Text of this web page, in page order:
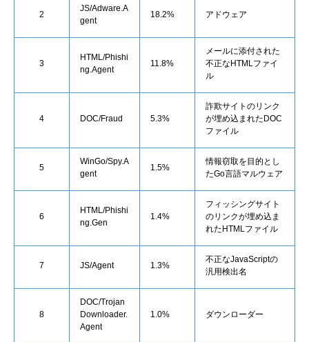
2
JS/Adware.A
gent
18.2% アドウェア
3
HTML/Phishi
ng.Agent
11.8%
メールに添付された
不正なHTMLファイ
ル
4 DOC/Fraud 5.3%
詐欺サイトのリンク
が埋め込まれたDOC
ファイル
5
WinGo/Spy.A
gent
1.5%
情報窃取を目的とし
たGo言語マルウェア
6
HTML/Phishi
ng.Gen
1.4%
フィッシングサイト
のリンクが埋め込ま
れたHTMLファイル
7 JS/Agent 1.3%
不正なJavaScriptの
汎用検出名
8
DOC/Trojan
Downloader.
Agent
1.0% ダウンローダー